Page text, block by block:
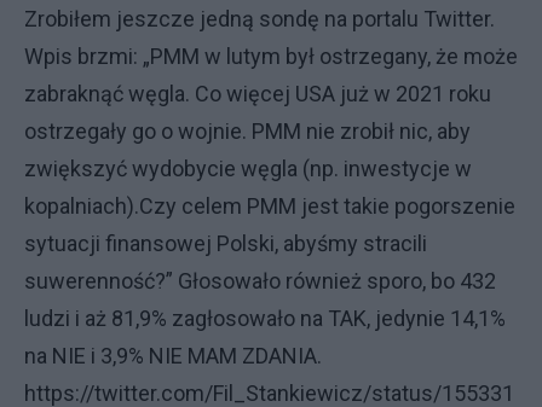
Zrobiłem jeszcze jedną sondę na portalu Twitter.
Wpis brzmi: „PMM w lutym był ostrzegany, że może
zabraknąć węgla. Co więcej USA już w 2021 roku
ostrzegały go o wojnie. PMM nie zrobił nic, aby
zwiększyć wydobycie węgla (np. inwestycje w
kopalniach).Czy celem PMM jest takie pogorszenie
sytuacji finansowej Polski, abyśmy stracili
suwerenność?” Głosowało również sporo, bo 432
ludzi i aż 81,9% zagłosowało na TAK, jedynie 14,1%
na NIE i 3,9% NIE MAM ZDANIA.
https://twitter.com/Fil_Stankiewicz/status/155331